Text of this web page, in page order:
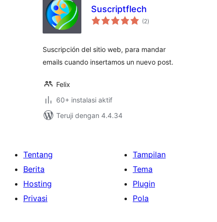
Suscriptflech
(2total
rating
)
Suscripción del sitio web, para mandar
emails cuando insertamos un nuevo post.
Felix
60+ instalasi aktif
Teruji dengan 4.4.34
Tentang
Berita
Hosting
Privasi
Tampilan
Tema
Plugin
Pola